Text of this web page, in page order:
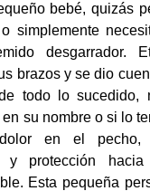
bebé, quizás
simplemente
desgarrador.
brazos y se dio
todo lo sucedido,
su nombre o si lo
en el pecho,
y protección
Esta pequeña